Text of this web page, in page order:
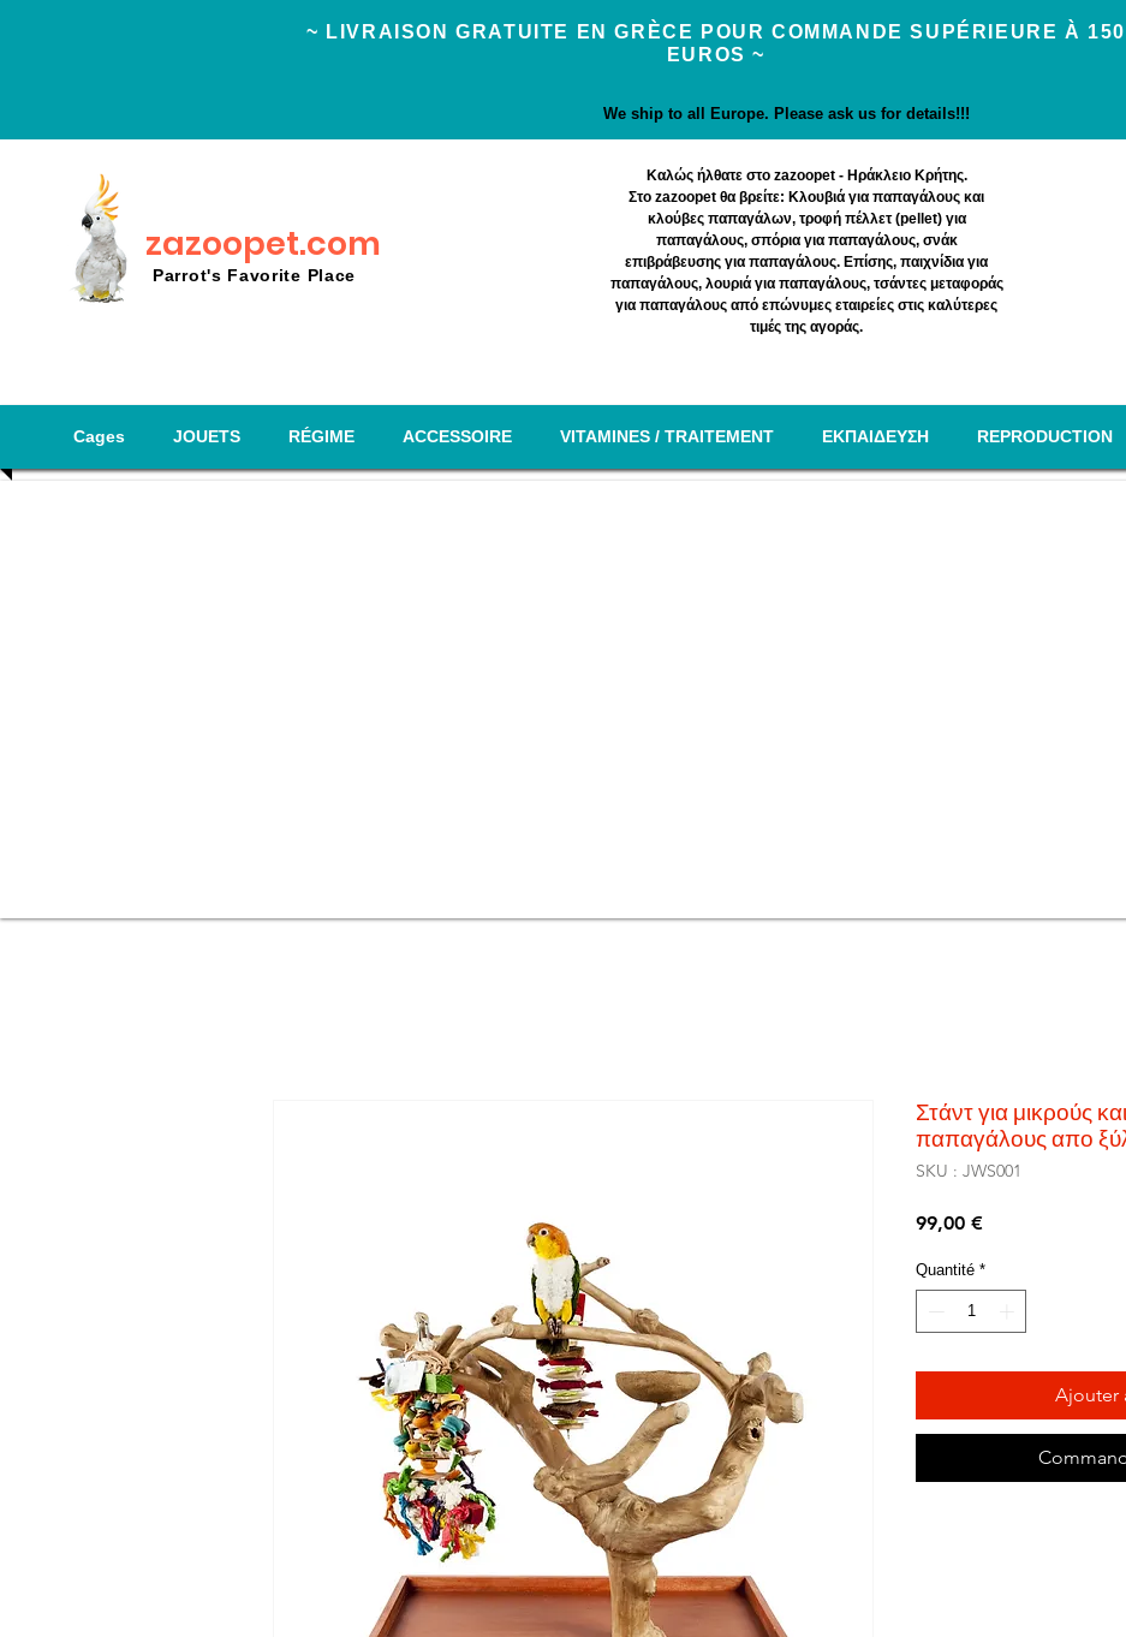
~ LIVRAISON GRATUITE EN GRÈCE POUR COMMANDE SUPÉRIEURE À 150
EUROS ~
We ship to all Europe. Please ask us for details!!!
zazoopet.com
Parrot's Favorite Place
Καλώς ήλθατε στο zazoopet - Ηράκλειο Κρήτης.
Στο zazoopet θα βρείτε: Κλουβιά για παπαγάλους και
κλούβες παπαγάλων, τροφή πέλλετ (pellet) για
παπαγάλους, σπόρια για παπαγάλους, σνάκ
επιβράβευσης για παπαγάλους. Επίσης, παιχνίδια για
παπαγάλους, λουριά για παπαγάλους, τσάντες μεταφοράς
για παπαγάλους από επώνυμες εταιρείες στις καλύτερες
τιμές της αγοράς.
Cages JOUETS RÉGIME ACCESSOIRE VITAMINES / TRAITEMENT EΚΠΑΙΔΕΥΣΗ REPRODUCTION
Στάντ για μικρούς
παπαγάλους απο
SKU : JWS001
99,00 €Prix
Quantité *
Ajouter